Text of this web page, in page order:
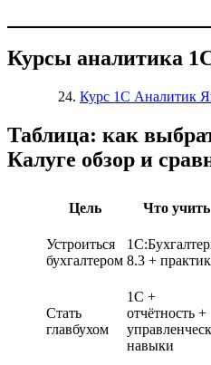
Курсы аналитика
Курс 1С Аналитик
Таблица: как
Калуге обзор и
Цель Что учить
Устроиться
бухгалтером 8.3 +
Стать
главбухом
1С +
отчётность +
навыки